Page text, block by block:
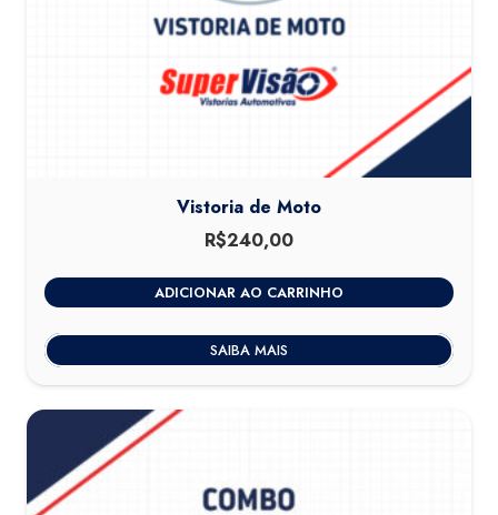
Vistoria de Moto
R$240,00
ADICIONAR AO CARRINHO
SAIBA MAIS